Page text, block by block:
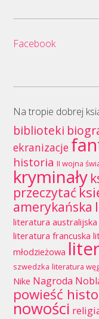
Facebook
Na tropie dobrej
biblioteki
ekranizacje
historia II wojna
kryminały
przeczytać
amerykańska
literatura australijska
literatura francuska
młodzieżowa
szwedzka literatura
Nike Nagroda
powieść
nowości